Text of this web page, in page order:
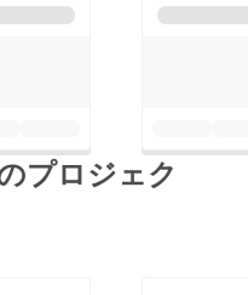
プロジェク